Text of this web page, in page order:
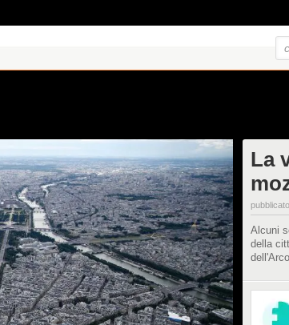
La
Alcuni
della